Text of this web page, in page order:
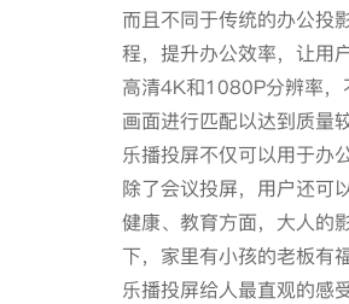
而且不同于传统的办公投
程，提升办公效率，让用
高清4K和1080P分辨率，
画面进行匹配以达到质量
乐播投屏不仅可以用于办
除了会议投屏，用户还可
健康、教育方面，大人的
下，家里有小孩的老板有福
乐播投屏给人最直观的感